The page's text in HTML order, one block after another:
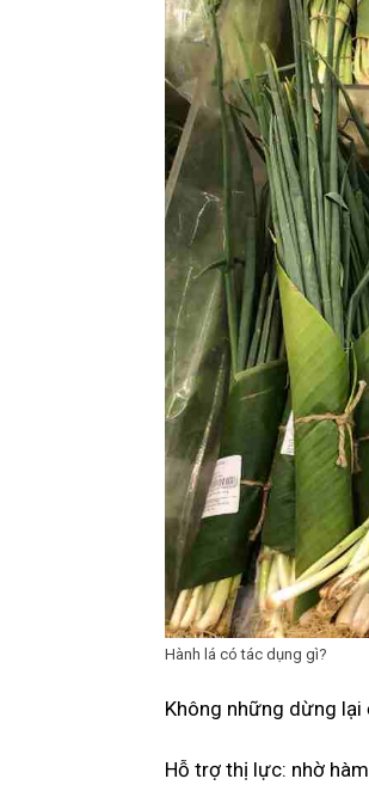
Hành lá có tác dụng gì?
Không những dừng lại
Hỗ trợ thị lực: nhờ